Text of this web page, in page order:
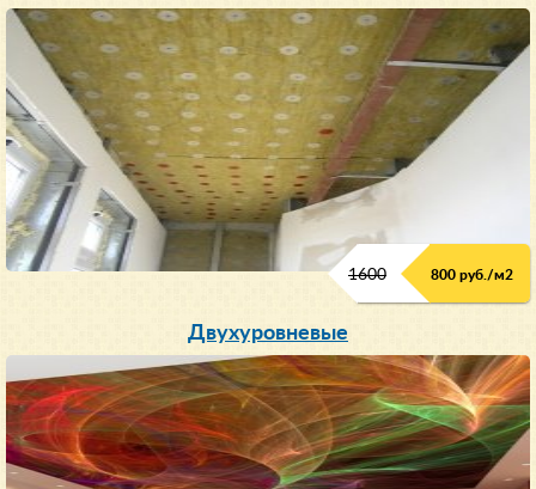
1600 800 руб./м2
Двухуровневые